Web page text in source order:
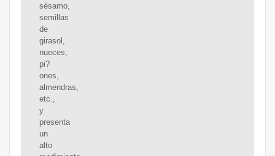
sésamo,
semillas
de
girasol,
nueces,
pi?
ones,
almendras,
etc.,
y
presenta
un
alto